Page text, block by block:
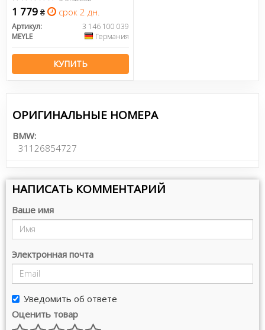
1 779 ₴ срок 2 дн.
Артикул:
3 146 100 039
MEYLE
Германия
КУПИТЬ
ОРИГИНАЛЬНЫЕ НОМЕРА
BMW:
31126854727
НАПИСАТЬ КОММЕНТАРИЙ
Ваше имя
Электронная почта
Уведомить об ответе
Оценить товар